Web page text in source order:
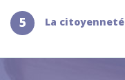
5 La citoyenneté